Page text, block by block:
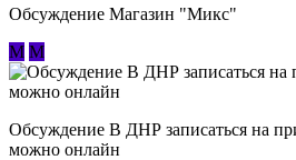
Обсуждение Магазин "Микс"
М М
Обсуждение В ДНР записаться на
можно онлайн